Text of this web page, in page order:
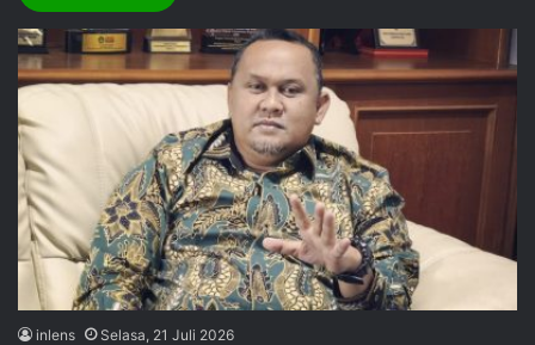
inlens Selasa, 21 Juli 2026